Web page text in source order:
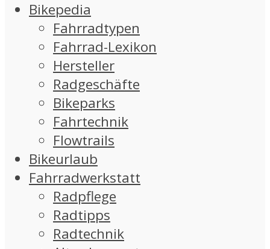
Bikepedia
Fahrradtypen
Fahrrad-Lexikon
Hersteller
Radgeschäfte
Bikeparks
Fahrtechnik
Flowtrails
Bikeurlaub
Fahrradwerkstatt
Radpflege
Radtipps
Radtechnik